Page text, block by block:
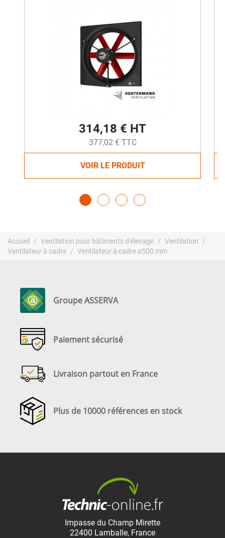
314,18 € HT
377,02 € TTC
VOIR LE PRODUIT
Accueil Ventilation pour bâtiments d'élevage
Ventilation
Ventilateur à cadre
Ventilateur à cadre ø500 mm
Groupe ASSERVA
Paiement sécurisé
Livraison partout en France
Plus de 10000 références en stock
Impasse du Champ Mirette
22400 Lamballe, France